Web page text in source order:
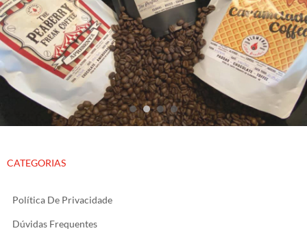
Caramelado Cofffee
The Peaberry Freak Coffee
CATEGORIAS
Política De Privacidade
Dúvidas Frequentes